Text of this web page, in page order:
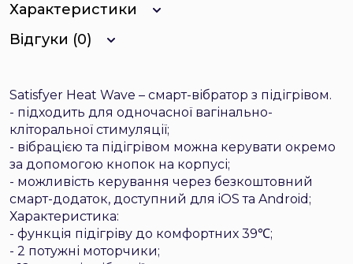
Характеристики
Відгуки (0)
Satisfyer Heat Wave – смарт-вібратор з підігрівом.
- підходить для одночасної вагінально-
кліторальної стимуляції;
- вібрацією та підігрівом можна керувати окремо
за допомогою кнопок на корпусі;
- можливість керування через безкоштовний
смарт-додаток, доступний для iOS та Android;
Характеристика:
- функція підігріву до комфортних 39℃;
- 2 потужні моторчики;